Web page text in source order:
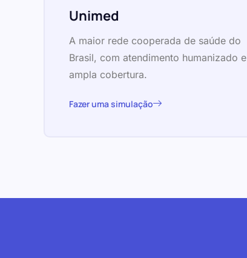
Unimed
A maior rede cooperada de saúde do
Brasil, com atendimento humanizado e
ampla cobertura.
Fazer uma simulação